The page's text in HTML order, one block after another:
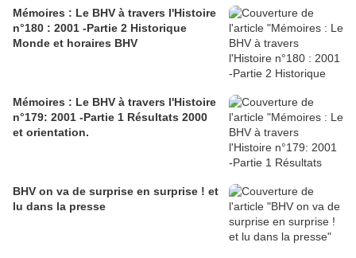
Mémoires : Le BHV à travers l'Histoire
n°180 : 2001 -Partie 2 Historique
Monde et horaires BHV
Mémoires : Le BHV à travers l'Histoire
n°179: 2001 -Partie 1 Résultats 2000
et orientation.
BHV on va de surprise en surprise ! et
lu dans la presse